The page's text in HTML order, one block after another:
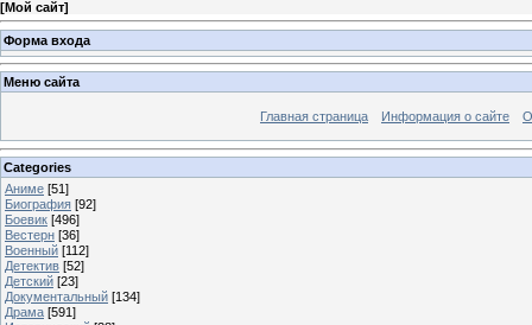
[Мой сайт]
Форма входа
Меню сайта
Главная страница Информация о сайте
Categories
Аниме [51]
Биография [92]
Боевик [496]
Вестерн [36]
Военный [112]
Детектив [52]
Детский [23]
Документальный [134]
Драма [591]